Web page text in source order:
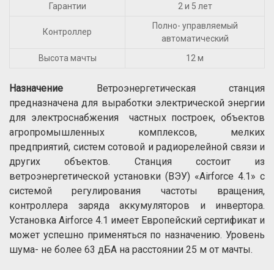
Гарантии 2 и 5 лет
Контроллер
Полно- управляемый
автоматический
Высота мачты
12 м
Назначение Ветроэнергетическая станция
предназначена для выработки электрической энергии
для электроснабжения частных построек, объектов
агропромышленных комплексов, мелких
предприятий, систем сотовой и радиорелейной связи и
других объектов. Станция состоит из
ветроэнергетической установки (ВЭУ) «Airforce 4.1» с
системой регулирования частоты вращения,
контроллера заряда аккумуляторов и инвертора.
Установка Airforce 4.1 имеет Европейский сертификат и
может успешно применяться по назначению. Уровень
шума- не более 63 дБА на расстоянии 25 м от мачты.